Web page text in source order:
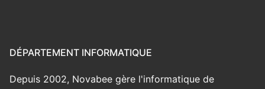
DÉPARTEMENT INFORMATIQUE
Depuis 2002, Novabee gère l'informatique de